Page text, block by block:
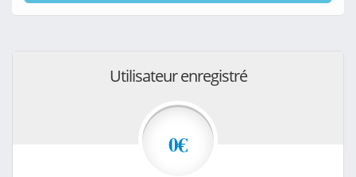
Utilisateur enregistré
0€